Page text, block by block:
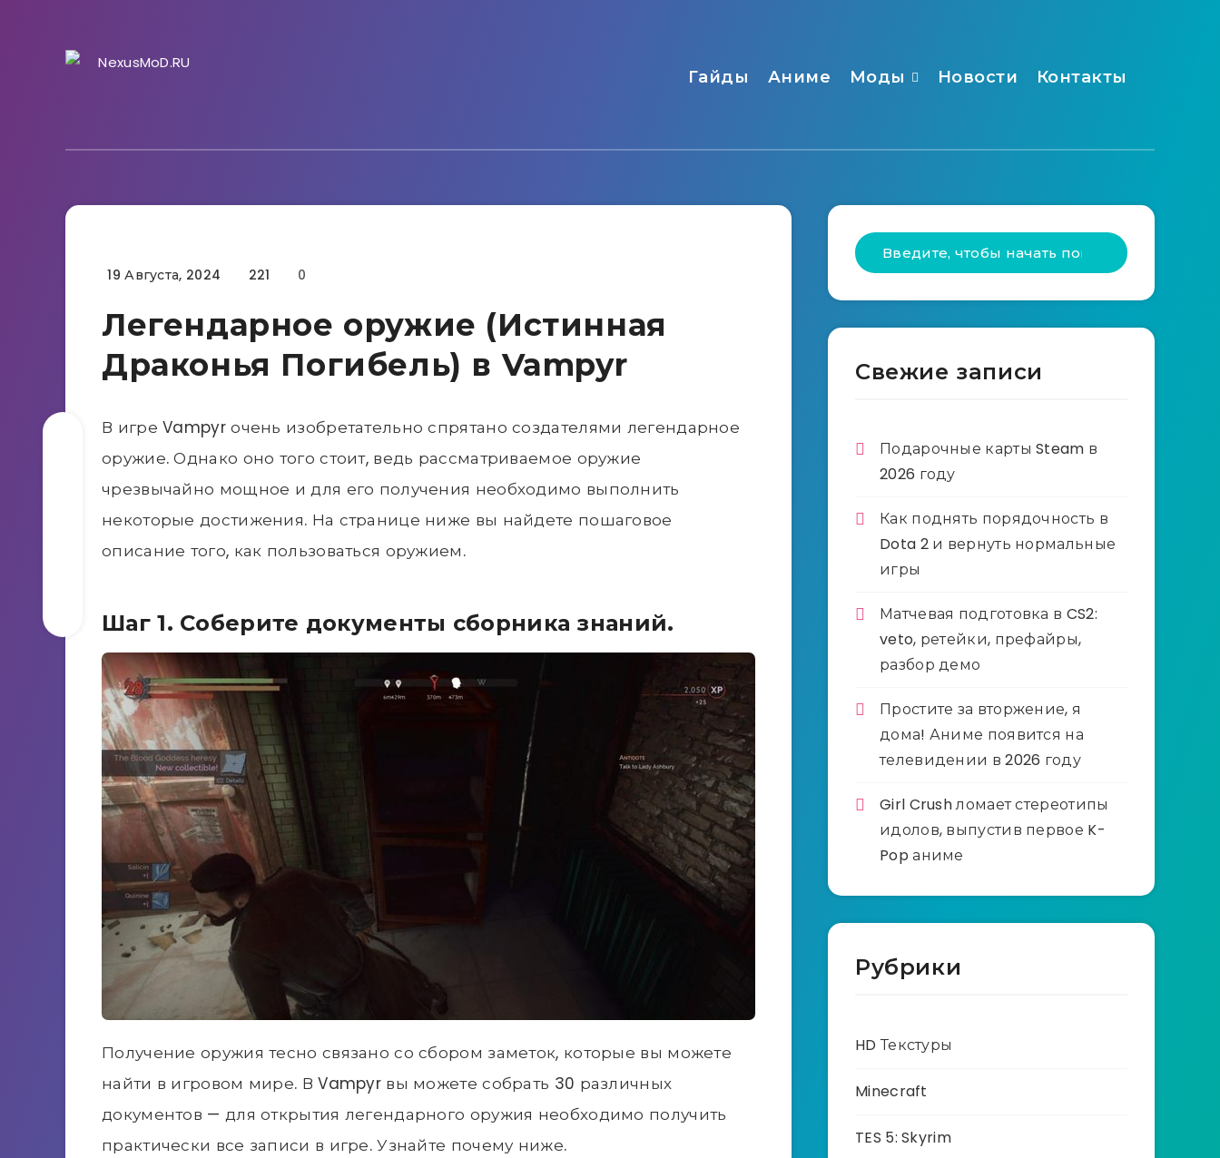
Гайды Аниме Моды Новости Контакты
Vampyr
19 Августа, 2024 221 0
Легендарное оружие (Истинная
Драконья Погибель) в Vampyr
В игре Vampyr очень изобретательно спрятано создателями легендарное
оружие. Однако оно того стоит, ведь рассматриваемое оружие
чрезвычайно мощное и для его получения необходимо выполнить
некоторые достижения. На странице ниже вы найдете пошаговое
описание того, как пользоваться оружием.
Шаг 1. Соберите документы сборника знаний.
Получение оружия тесно связано со сбором заметок, которые вы можете
найти в игровом мире. В Vampyr вы можете собрать 30 различных
документов — для открытия легендарного оружия необходимо получить
практически все записи в игре. Узнайте почему ниже.
Свежие записи
Подарочные карты Steam в
2026 году
Как поднять порядочность в
Dota 2 и вернуть нормальные
игры
Матчевая подготовка в CS2:
veto, ретейки, префайры,
разбор демо
Простите за вторжение, я
дома! Аниме появится на
телевидении в 2026 году
Girl Crush ломает стереотипы
идолов, выпустив первое K-
Pop аниме
Рубрики
HD Текстуры
Minecraft
TES 5: Skyrim